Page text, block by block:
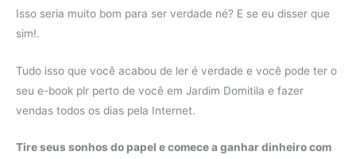
Isso seria muito bom para ser verdade né? E se eu disser que
sim!.
Tudo isso que você acabou de ler é verdade e você pode ter o
seu e-book plr perto de você em Jardim Domitila e fazer
vendas todos os dias pela Internet.
Tire seus sonhos do papel e comece a ganhar dinheiro com